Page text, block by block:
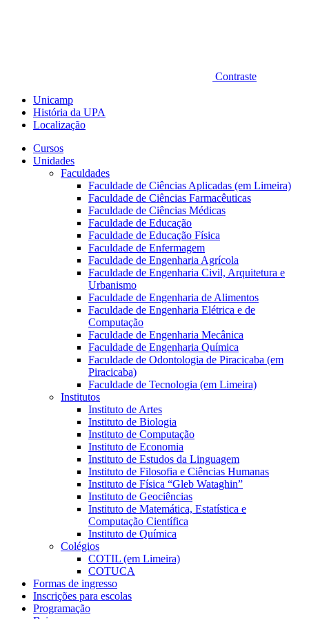
Contraste
Unicamp
História da UPA
Localização
Cursos
Unidades
Faculdades
Faculdade de Ciências Aplicadas (em Limeira)
Faculdade de Ciências Farmacêuticas
Faculdade de Ciências Médicas
Faculdade de Educação
Faculdade de Educação Física
Faculdade de Enfermagem
Faculdade de Engenharia Agrícola
Faculdade de Engenharia Civil, Arquitetura e
Urbanismo
Faculdade de Engenharia de Alimentos
Faculdade de Engenharia Elétrica e de
Computação
Faculdade de Engenharia Mecânica
Faculdade de Engenharia Química
Faculdade de Odontologia de Piracicaba (em
Piracicaba)
Faculdade de Tecnologia (em Limeira)
Institutos
Instituto de Artes
Instituto de Biologia
Instituto de Computação
Instituto de Economia
Instituto de Estudos da Linguagem
Instituto de Filosofia e Ciências Humanas
Instituto de Física “Gleb Wataghin”
Instituto de Geociências
Instituto de Matemática, Estatística e
Computação Científica
Instituto de Química
Colégios
COTIL (em Limeira)
COTUCA
Formas de ingresso
Inscrições para escolas
Programação